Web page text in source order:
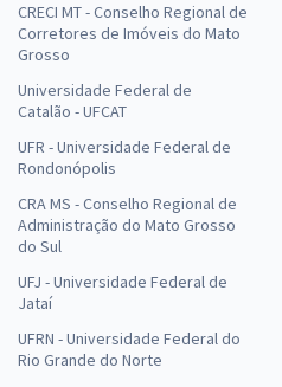
CRECI MT - Conselho Regional de
Corretores de Imóveis do Mato
Grosso
Universidade Federal de
Catalão - UFCAT
UFR - Universidade Federal de
Rondonópolis
CRA MS - Conselho Regional de
Administração do Mato Grosso
do Sul
UFJ - Universidade Federal de
Jataí
UFRN - Universidade Federal do
Rio Grande do Norte